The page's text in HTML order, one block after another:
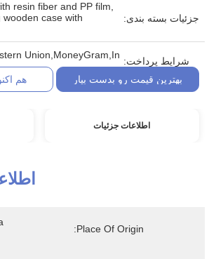
جزئیات بسته بندی:
resin fiber and PP film,
case with
شرایط پرداخت:
Union,MoneyGram,In
بهترین قیمت رو بدست بیار
هم
اطلاعات جزئیات
Place Of Origin: